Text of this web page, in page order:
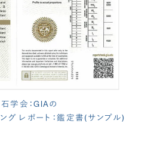
学会：GIAの
グ レポート：鑑定書(サンプル)